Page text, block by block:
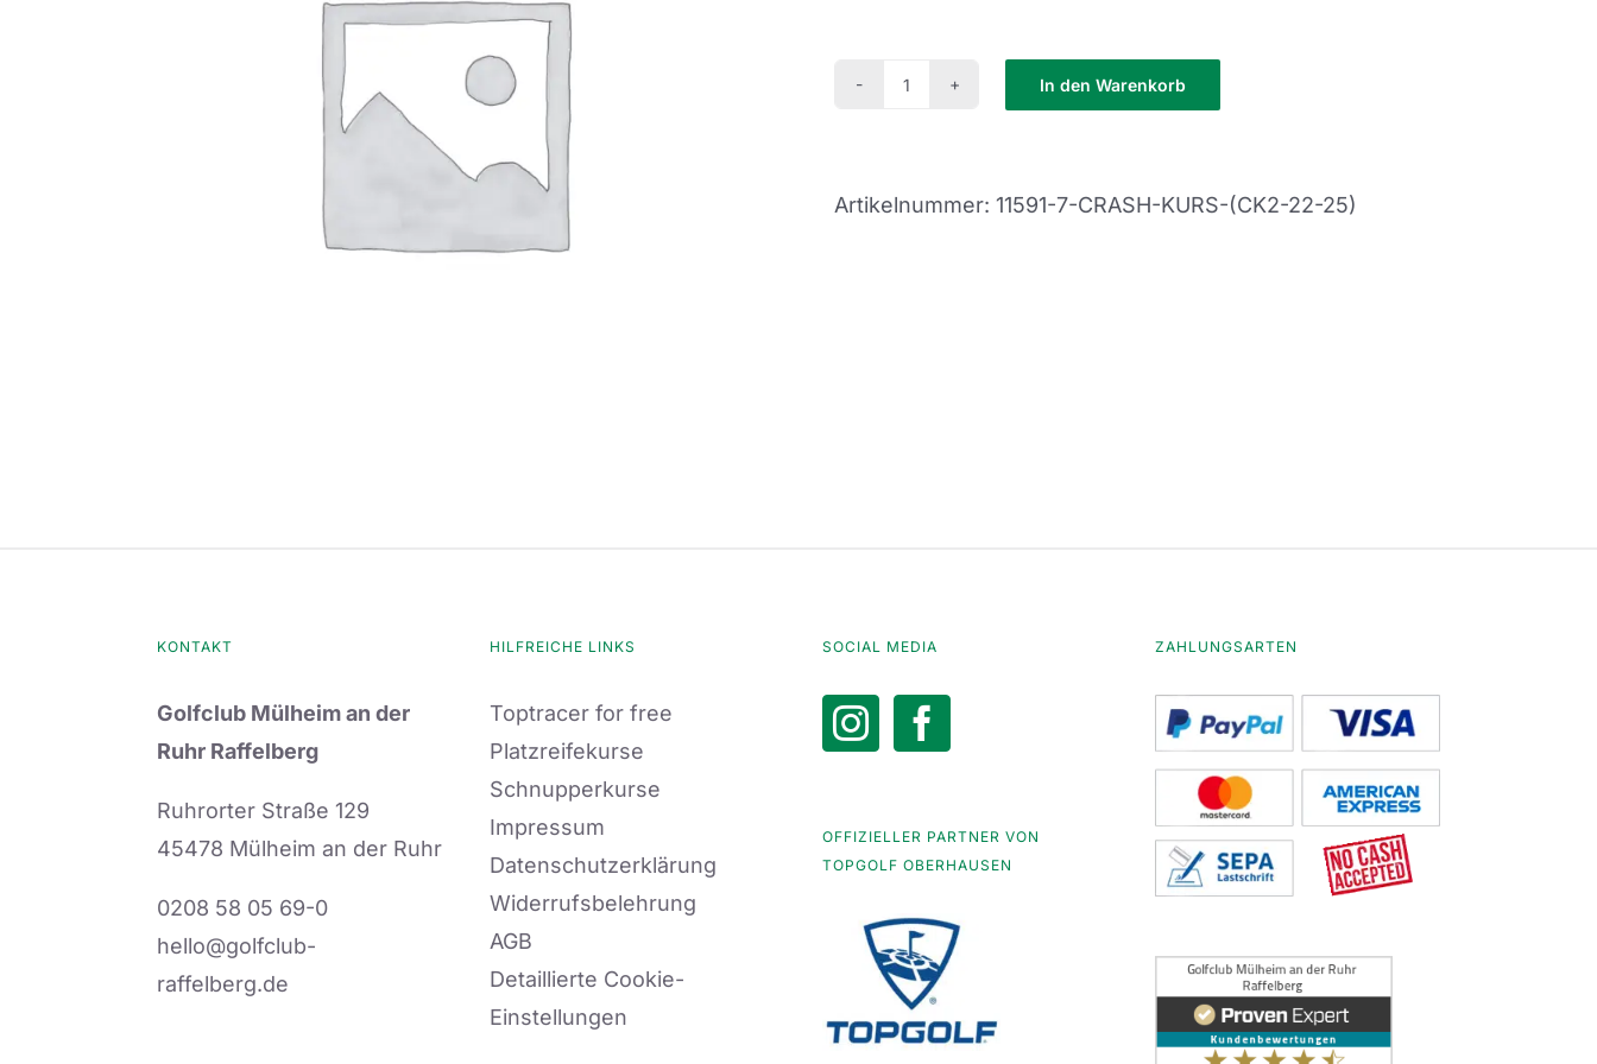
22-
In den Warenkorb
Artikelnummer: 11591-7-CRASH-KURS-(CK2-22-25)
KONTAKT
Golfclub Mülheim an der
Ruhr Raffelberg
Ruhrorter Straße 129
45478 Mülheim an der Ruhr
0208 58 05 69-0
hello@golfclub-
raffelberg.de
HILFREICHE LINKS
Toptracer for free
Platzreifekurse
Schnupperkurse
Impressum
Datenschutzerklärung
Widerrufsbelehrung
AGB
Detaillierte Cookie-
Einstellungen
SOCIAL MEDIA
OFFIZIELLER PARTNER VON
TOPGOLF OBERHAUSEN
ZAHLUNGSARTEN